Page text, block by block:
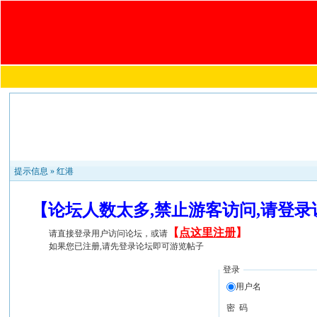
提示信息 »红港
【论坛人数太多,禁止游客访问,请登
请直接登录用户访问论坛，或请 【 点这里注册】
如果您已注册,请先登录论坛即可游览帖子
登录
用户名
密 码